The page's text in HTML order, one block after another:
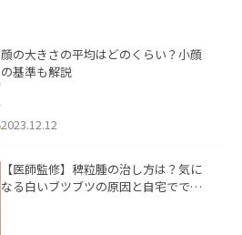
顔の大きさの平均はどのくらい？小顔
の基準も解説
2023.12.12
【医師監修】稗粒腫の治し方は？気に
なる白いブツブツの原因と自宅ででき